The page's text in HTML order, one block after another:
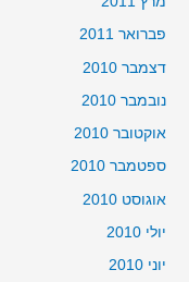
פברואר 2011
דצמבר 2010
נובמבר 2010
אוקטובר 2010
ספטמבר 2010
אוגוסט 2010
יולי 2010
יוני 2010